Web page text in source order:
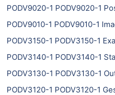
PODV9020-1 PODV9020-1
PODV9010-1 PODV9010-1
PODV3150-1 PODV3150-1
PODV3140-1 PODV3140-1
PODV3130-1 PODV3130-1
PODV3120-1 PODV3120-1